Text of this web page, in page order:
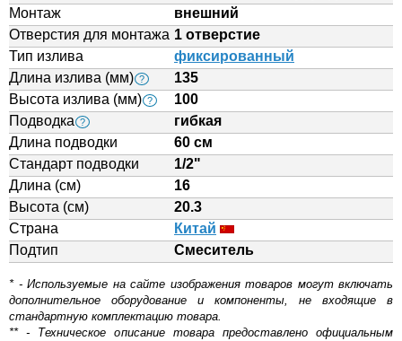
Монтаж
внешний
Отверстия для монтажа 1 отверстие
Тип излива
фиксированный
Длина излива (мм) ?
135
Высота излива (мм) ?
100
Подводка ?
гибкая
Длина подводки
60 см
Стандарт подводки
1/2"
Длина (см)
16
Высота (см)
20.3
Страна
Китай
Подтип
Смеситель
* - Используемые на сайте изображения товаров могут включать
дополнительное оборудование и компоненты, не входящие в
стандартную комплектацию товара.
** - Техническое описание товара предоставлено официальным